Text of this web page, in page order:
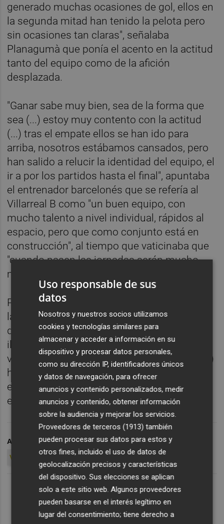
generado muchas ocasiones de gol, ellos en
la segunda mitad han tenido la pelota pero
sin ocasiones tan claras", señalaba
Planagumà que ponía el acento en la actitud
tanto del equipo como de la afición
desplazada.
"Ganar sabe muy bien, sea de la forma que
sea (...) estoy muy contento con la actitud
(...) tras el empate ellos se han ido para
arriba, nosotros estábamos cansados, pero
han salido a relucir la identidad del equipo, el
ir a por los partidos hasta el final", apuntaba
el entrenador barcelonés que se refería al
Villarreal B como "un buen equipo, con
mucho talento a nivel individual, rápidos al
espacio, pero que como conjunto está en
construcción", al tiempo que vaticinaba que
"cuando pasen las jornadas serán mucho
mejores".
Planagumà que en la previa pedía "no frenar
la euforia" que rodea a su equipo, este
domingo abogaba por sustituirla por "la
ilusión" porque "viniendo a los aficionados
venir hasta aquí pese al día y hora que es (...)
habrá partidos buenos y peores, pero con
esa ilusión será difícil que en 38 jornadas el
equipo no compita", sentenciaba.
ARCHIVADO EN LLUÍS PLANAGUMÀ
HÉRCULES CF
VILLARREAL CF B
Uso responsable de sus
datos
Nosotros y nuestros socios utilizamos
cookies y tecnologías similares para
almacenar y acceder a información en su
dispositivo y procesar datos personales,
como su dirección IP, identificadores únicos
y datos de navegación, para ofrecer
anuncios y contenido personalizados, medir
anuncios y contenido, obtener información
sobre la audiencia y mejorar los servicios.
Proveedores de terceros (1913) también
pueden procesar sus datos para estos y
otros fines, incluido el uso de datos de
geolocalización precisos y características
del dispositivo. Sus elecciones se aplican
solo a este sitio web. Algunos proveedores
pueden basarse en el interés legítimo en
lugar del consentimiento; tiene derecho a